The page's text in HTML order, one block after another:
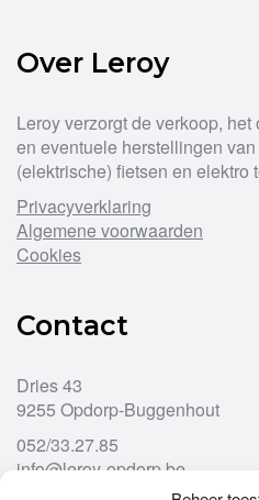
Over Leroy
Leroy verzorgt de verkoop, het
en eventuele herstellingen van
(elektrische) fietsen en elektro
Privacyverklaring
Algemene voorwaarden
Cookies
Contact
Dries 43
9255 Opdorp-Buggenhout
052/33.27.85
info@leroy-opdorp.be